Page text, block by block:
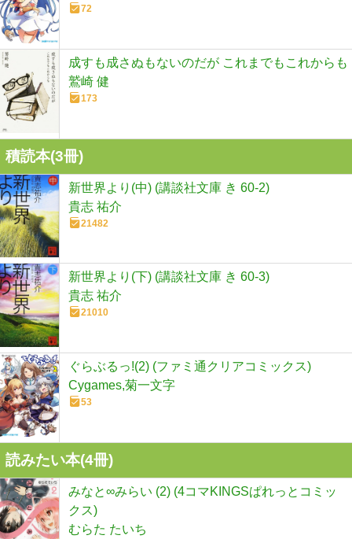
72
成すも成さぬもないのだが これまでもこれからも
鷲崎 健
173
積読本(3冊)
新世界より(中) (講談社文庫 き 60-2)
貴志 祐介
21482
新世界より(下) (講談社文庫 き 60-3)
貴志 祐介
21010
ぐらぶるっ!(2) (ファミ通クリアコミックス)
Cygames,菊一文字
53
読みたい本(4冊)
みなと∞みらい (2) (4コマKINGSぱれっとコミッ
クス)
むらた たいち